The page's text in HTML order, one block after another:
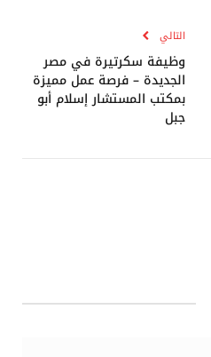
التالي
وظيفة سكرتيرة في مصر
الجديدة – فرصة عمل مميزة
بمكتب المستشار إسلام أبو
جبل